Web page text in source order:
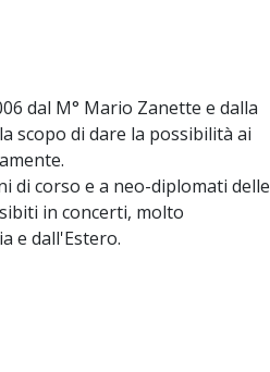
dal M° Mario Zanette e dalla
scopo di dare la possibilità ai
di corso e a neo-diplomati delle
in concerti, molto
e dall'Estero.